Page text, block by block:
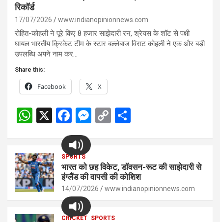
रिकॉर्ड
17/07/2026 www.indianopinionnews.com
रोहित-कोहली ने पूरे किए 8 हजार साझेदारी रन, श्रेयस के शॉट से पक्षी
घायल भारतीय क्रिकेट टीम के स्टार बल्लेबाज विराट कोहली ने एक और बड़ी
उपलब्धि अपने नाम कर…
Share this:
Facebook X
W
s
A
p
p
X
F
a
ce
b
o
o
k
M
n
g
er
C
Li
n
k
e
SPORTS
भारत को छह विकेट, डॉवसन-रूट की साझेदारी से
इंग्लैंड की वापसी की कोशिश
14/07/2026 www.indianopinionnews.com
CRICKET SPORTS